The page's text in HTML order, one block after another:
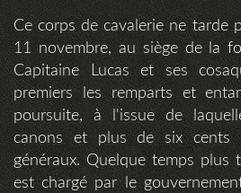
Ce corps de cavalerie ne tarde
11 novembre, au siège de la
Capitaine Lucas et ses
premiers les remparts et
poursuite, à l'issue de
canons et plus de six cents
généraux. Quelque temps plus
est chargé par le